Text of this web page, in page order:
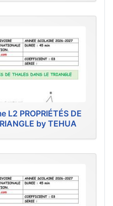
L2 PROPRIÉTÉS DE
by TEHUA